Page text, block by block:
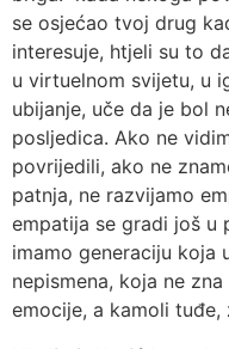
se osjećao tvoj drug
interesuje, htjeli su to
u virtuelnom svijetu, u
ubijanje, uče da je bol
posljedica. Ako ne
povrijedili, ako ne
patnja, ne razvijamo
empatija se gradi još u
imamo generaciju koja
nepismena, koja ne
emocije, a kamoli